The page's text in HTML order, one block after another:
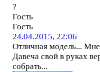
?
Гость
Гость
24.04.2015, 22:06
Отличная модель...
Давеча свой в руках
собрать...